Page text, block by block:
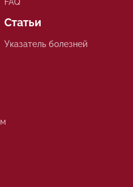
Статьи
Указатель болезней